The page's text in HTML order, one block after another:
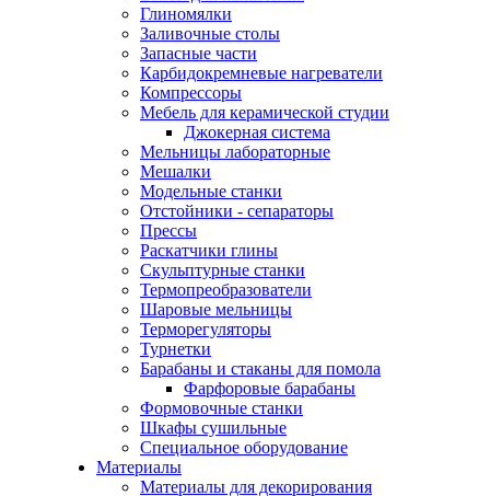
Глиномялки
Заливочные столы
Запасные части
Карбидокремневые нагреватели
Компрессоры
Мебель для керамической студии
Джокерная система
Мельницы лабораторные
Мешалки
Модельные станки
Отстойники - сепараторы
Прессы
Раскатчики глины
Скульптурные станки
Термопреобразователи
Шаровые мельницы
Терморегуляторы
Турнетки
Барабаны и стаканы для помола
Фарфоровые барабаны
Формовочные станки
Шкафы сушильные
Специальное оборудование
Материалы
Материалы для декорирования